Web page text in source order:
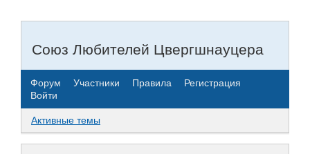
Союз Любителей Цвергшнауцера
Форум Участники Правила
Регистрация
Войти
Активные темы